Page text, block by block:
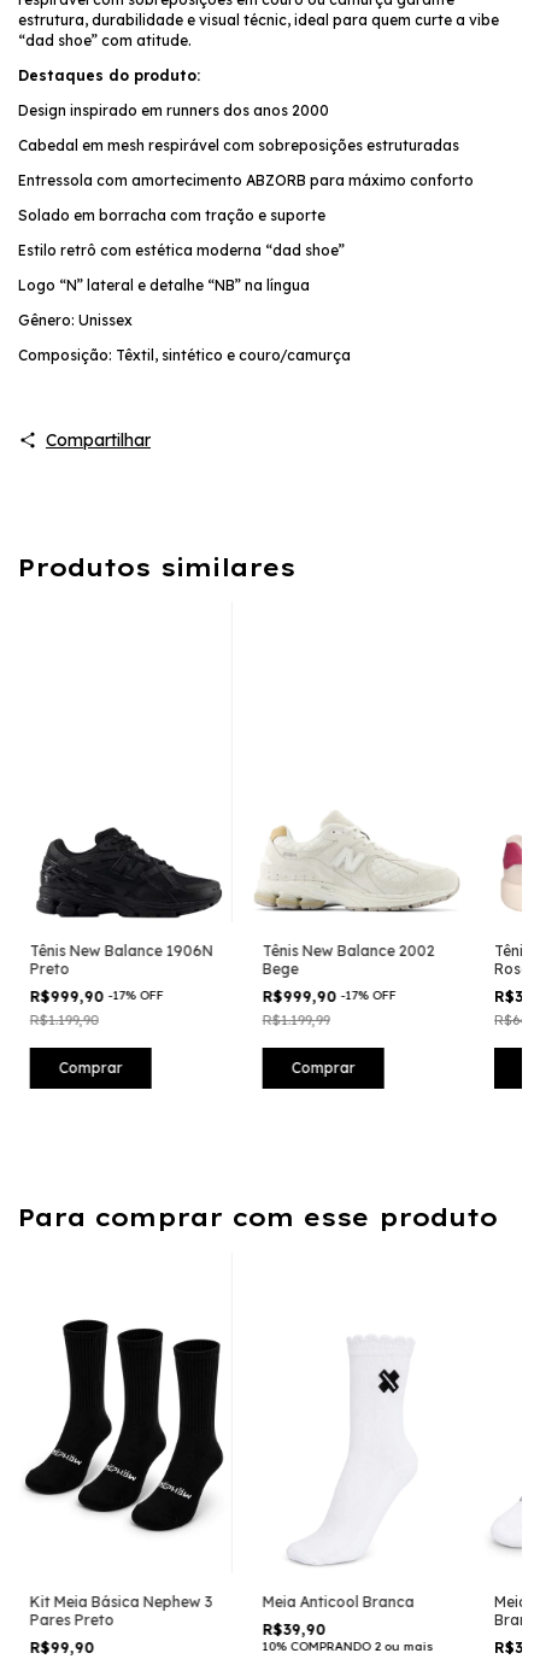
estrutura, durabilidade e visual técnic, ideal para quem curte a vibe
“dad shoe” com atitude.
Destaques do produto:
Design inspirado em runners dos anos 2000
Cabedal em mesh respirável com sobreposições estruturadas
Entressola com amortecimento ABZORB para máximo conforto
Solado em borracha com tração e suporte
Estilo retrô com estética moderna “dad shoe”
Logo “N” lateral e detalhe “NB” na língua
Gênero: Unissex
Composição: Têxtil, sintético e couro/camurça
Compartilhar
Produtos similares
Tênis New Balance 1906N
Preto
R$999,90-17% OFF
R$1.199,90
Comprar
Tênis New Balance 2002
Bege
R$999,90-17% OFF
R$1.199,99
Comprar
Tênis
Rosa
Para comprar com esse produto
Kit Meia Básica Nephew 3
Pares Preto
R$99,90
Meia Anticool Branca
R$39,90
10% COMPRANDO 2 ou mais
Meia